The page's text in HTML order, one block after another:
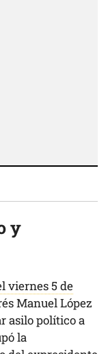
y
viernes 5 de
Manuel López
asilo político a
la